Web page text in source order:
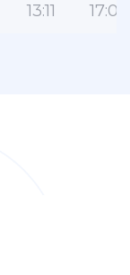
13:11 17:00